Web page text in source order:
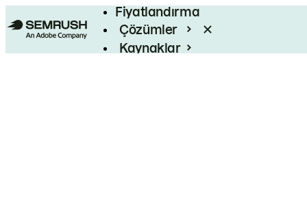
Fiyatlandırma
Çözümler
Kaynaklar